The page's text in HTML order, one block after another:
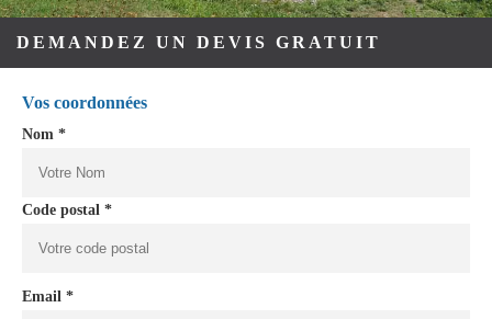
DEMANDEZ UN DEVIS GRATUIT
Vos coordonnées
Nom *
Code postal *
Email *